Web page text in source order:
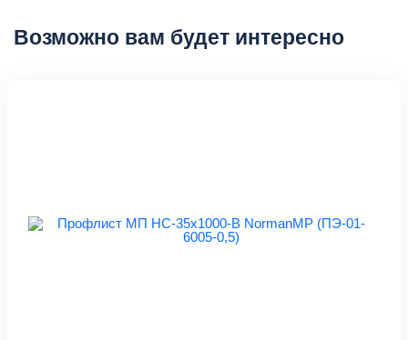
Возможно вам будет интересно